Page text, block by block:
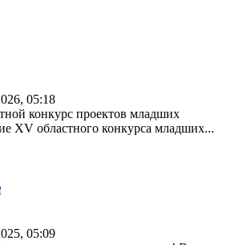
05:18
конкурс проектов младших
XV областного конкурса младших...
05:09